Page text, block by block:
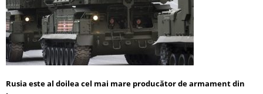
Rusia este al doilea cel mai mare producător de armament din